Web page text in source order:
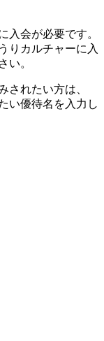
会が必要です。
りカルチャーに入
い。
されたい方は、
い優待名を入力し